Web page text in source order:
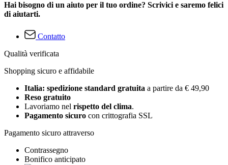
Hai bisogno di un aiuto per il tuo ordine? Scrivici e saremo felici
di aiutarti.
Contatto
Qualità verificata
Shopping sicuro e affidabile
Italia: spedizione standard gratuita a partire da € 49,90
Reso gratuito
Lavoriamo nel rispetto del clima.
Pagamento sicuro con crittografia SSL
Pagamento sicuro attraverso
Contrassegno
Bonifico anticipato